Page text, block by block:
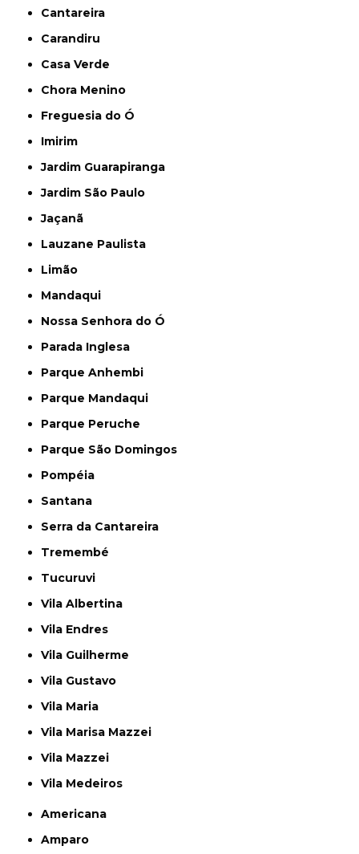
Cantareira
Carandiru
Casa Verde
Chora Menino
Freguesia do Ó
Imirim
Jardim Guarapiranga
Jardim São Paulo
Jaçanã
Lauzane Paulista
Limão
Mandaqui
Nossa Senhora do Ó
Parada Inglesa
Parque Anhembi
Parque Mandaqui
Parque Peruche
Parque São Domingos
Pompéia
Santana
Serra da Cantareira
Tremembé
Tucuruvi
Vila Albertina
Vila Endres
Vila Guilherme
Vila Gustavo
Vila Maria
Vila Marisa Mazzei
Vila Mazzei
Vila Medeiros
Americana
Amparo